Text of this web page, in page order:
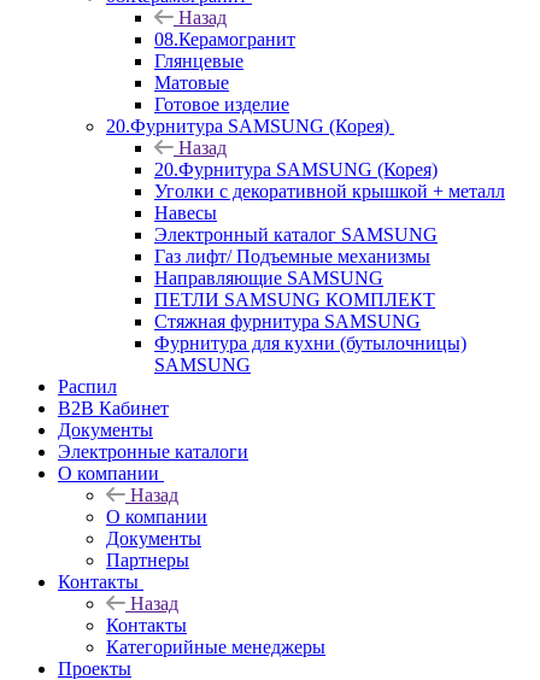
Назад
08.Керамогранит
Глянцевые
Матовые
Готовое изделие
20.Фурнитура SAMSUNG (Корея)
Назад
20.Фурнитура SAMSUNG (Корея)
Уголки с декоративной крышкой + металл
Навесы
Электронный каталог SAMSUNG
Газ лифт/ Подъемные механизмы
Направляющие SAMSUNG
ПЕТЛИ SAMSUNG КОМПЛЕКТ
Стяжная фурнитура SAMSUNG
Фурнитура для кухни (бутылочницы)
SAMSUNG
Распил
B2B Кабинет
Документы
Электронные каталоги
О компании
Назад
О компании
Документы
Партнеры
Контакты
Назад
Контакты
Категорийные менеджеры
Проекты